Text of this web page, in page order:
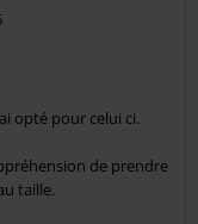
opté pour celui ci.
de prendre
taille.